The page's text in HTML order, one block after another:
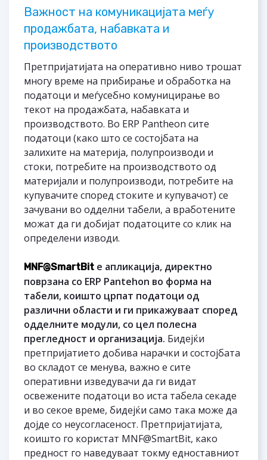
Важност на комуникацијата меѓу
продажбата, набавката и
производството
Претпријатијата на оперативно ниво трошат
многу време на прибирање и обработка на
податоци и меѓусебно комуницирање во
текот на продажбата, набавката и
производството. Во ERP Pantheon сите
податоци (како што се состојбата на
залихите на материја, полупроизводи и
стоки, потребите на производството од
материјали и полупроизводи, потребите на
купувачите според стоките и купувачот) се
зачувани во одделни табели, а вработените
можат да ги добијат податоците со клик на
определени изводи.
MNF@SmartBit е апликација, директно
поврзана со ERP Pantehon во форма на
табели, коишто црпат податоци од
различни области и ги прикажуваат според
одделните модули, со цел полесна
прегледност и организација. Бидејќи
претпријатието добива нарачки и состојбата
во складот се менува, важно е сите
оперативни изведувачи да ги видат
освежените податоци во иста табела секаде
и во секое време, бидејќи само така може да
дојде со неусогласеност. Претпријатијата,
коишто го користат MNF@SmartBit, како
предност го наведуваат токму едноставниот